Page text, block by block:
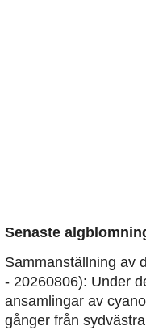
Senaste
Sammanställning av
- 20260806): Under
ansamlingar av
gånger från